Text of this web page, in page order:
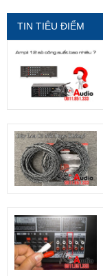
TIN TIÊU ĐIỂM